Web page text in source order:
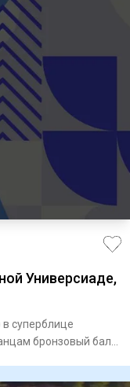
Универсиаде,
в суперблице
бронзовый балл